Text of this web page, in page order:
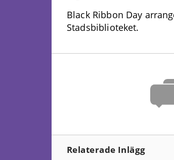
Black Ribbon Day
Stadsbiblioteket.
Relaterade Inlägg